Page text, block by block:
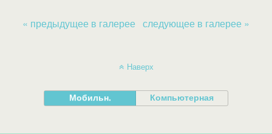
« предыдущее в галерее следующее в галерее »
Наверх
Мобильн. Компьютерная